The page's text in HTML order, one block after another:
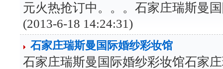
元火热抢订中。。。石家庄瑞斯曼
(2013-6-18 14:24:31)
石家庄瑞斯曼国际婚纱彩妆馆
石家庄瑞斯曼国际婚纱彩妆馆石家